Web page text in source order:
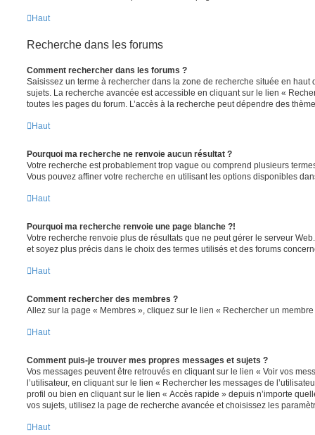
Haut
Recherche dans les forums
Comment rechercher dans les forums ?
Saisissez un terme à rechercher dans la zone de recherche située en haut
sujets. La recherche avancée est accessible en cliquant sur le lien «
toutes les pages du forum. L’accès à la recherche peut dépendre des
Haut
Pourquoi ma recherche ne renvoie aucun résultat ?
Votre recherche est probablement trop vague ou comprend plusieurs
Vous pouvez affiner votre recherche en utilisant les options disponibles
Haut
Pourquoi ma recherche renvoie une page blanche ?!
Votre recherche renvoie plus de résultats que ne peut gérer le serveur
et soyez plus précis dans le choix des termes utilisés et des forums
Haut
Comment rechercher des membres ?
Allez sur la page « Membres », cliquez sur le lien « Rechercher un membre
Haut
Comment puis-je trouver mes propres messages et sujets ?
Vos messages peuvent être retrouvés en cliquant sur le lien « Voir vos
l’utilisateur, en cliquant sur le lien « Rechercher les messages de
profil ou bien en cliquant sur le lien « Accès rapide » depuis n’importe
vos sujets, utilisez la page de recherche avancée et choisissez les
Haut